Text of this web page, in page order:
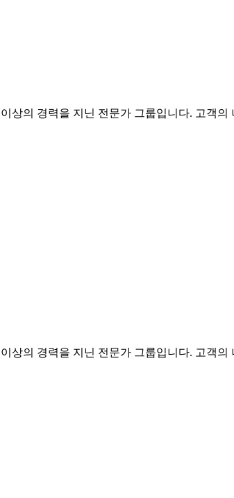
상의 경력을 지닌 전문가 그룹입니다. 고객
상의 경력을 지닌 전문가 그룹입니다. 고객